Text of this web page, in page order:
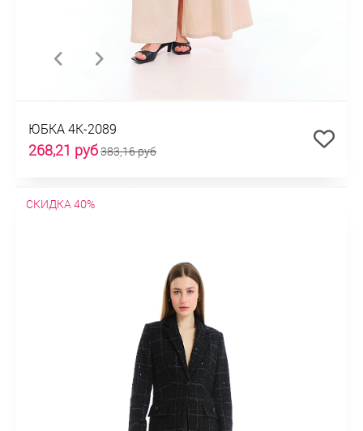
ЮБКА 4К-2089
268,21 руб383,16 руб
СКИДКА 40%